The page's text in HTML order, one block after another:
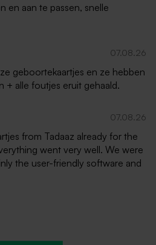
en aan te passen, snelle
07.08.26
geboortekaartjes en ze hebben
+ alle foutjes eruit gehaald.
07.08.26
from Tadaaz already for the
went very well. We were
the user-friendly software and